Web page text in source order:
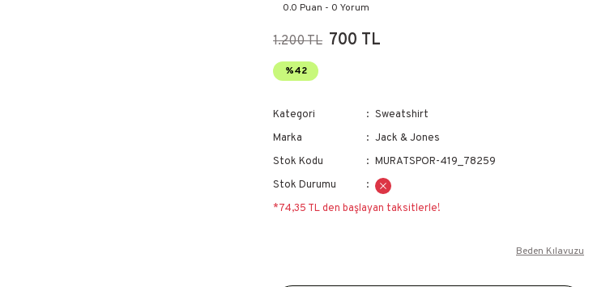
0.0 Puan - 0 Yorum
1.200 TL 700 TL
%42
Kategori
Sweatshirt
Marka
Jack & Jones
Stok Kodu
MURATSPOR-419_78259
Stok Durumu
*74,35 TL den başlayan taksitlerle!
Beden Kılavuzu